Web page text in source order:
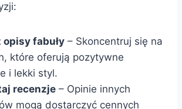
opisy fabuły – Skoncentruj się na
które oferują pozytywne
i lekki styl.
recenzje – Opinie innych
mogą dostarczyć cennych